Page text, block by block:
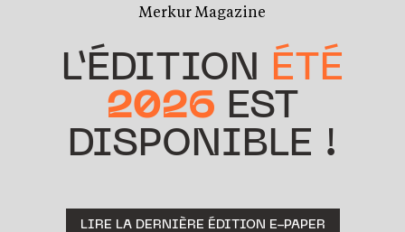
Merkur Magazine
L’ÉDITION ÉTÉ
2026 EST
DISPONIBLE !
LIRE LA DERNIÈRE ÉDITION E-PAPER